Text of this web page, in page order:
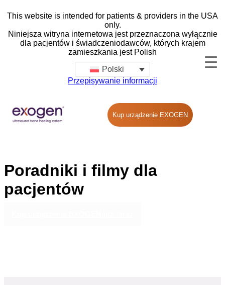
This website is intended for patients & providers in the USA
only.
Niniejsza witryna internetowa jest przeznaczona wyłącznie
dla pacjentów i świadczeniodawców, których krajem
zamieszkania jest Polish
Polski
Przepisywanie informacji
Kup urządzenie EXOGEN
Poradniki i filmy dla
pacjentów